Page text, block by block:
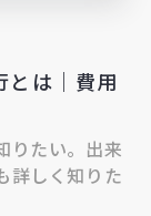
とは｜費用
りたい。出来
詳しく知りた